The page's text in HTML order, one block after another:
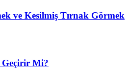
ve Kesilmiş Tırnak Görmek
Geçirir Mi?